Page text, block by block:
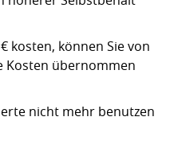
kosten, können Sie von
Kosten übernommen
nicht mehr benutzen